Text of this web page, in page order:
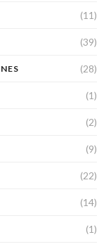
(11)
(39)
(28)
(1)
(2)
(9)
(22)
(14)
(1)